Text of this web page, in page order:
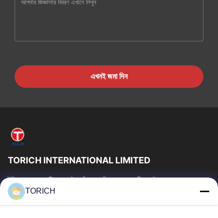
এখনই জমা দিন
TORICH INTERNATIONAL LIMITED
টরিচ গ্রুপ হল একটি ওয়ান-স্টপ কাঁচামাল পরিষেবা প্রদানকারী যার উৎপাদন, গবেষণা ও
উন্নয়ন, ট্রেডিং, গুদামজাতকরণ এবং কাস্টমাইজড প্রক্রিয়াকরণে 30...
গুরুত্বপূর্ণ সংযোগ
TORICH